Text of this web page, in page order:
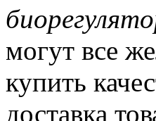
могут все
купить
доставка